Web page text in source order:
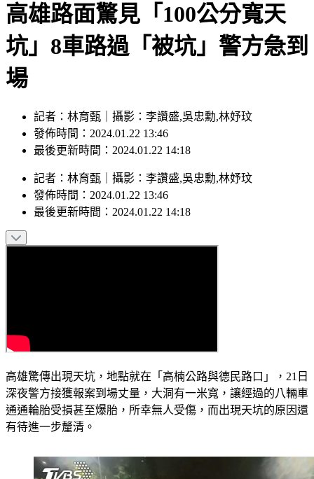
高雄路面驚見「100公分寬天
坑」8車路過「被坑」警方急到
場
記者：林育甄｜攝影：李讚盛,吳忠勳,林妤玟
發佈時間：2024.01.22 13:46
最後更新時間：2024.01.22 14:18
記者 ： 林育甄 攝影 ： 李讚盛,吳忠勳,林妤玟
發佈時間： 2024.01.22 13:46
最後更新時間： 2024.01.22 14:18
高雄驚傳出現天坑，地點就在「高楠公路與德民路口」，21日
深夜警方接獲報案到場丈量，大洞有一米寬，讓經過的八輛車
通通輪胎受損甚至爆胎，所幸無人受傷，而出現天坑的原因還
有待進一步釐清。